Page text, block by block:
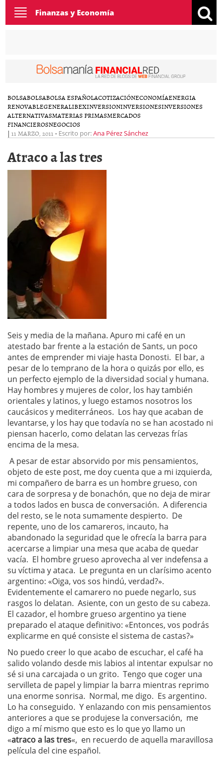
Toggle
navigation
Finanzas y Economía
BOLSABOLSABOLSA ESPAÑOLACOTIZACIÓNECONOMÍAENERGIA
RENOVABLEGENERALIBEXINVERSIONINVERSIONESINVERSIONES
ALTERNATIVASMATERIAS PRIMASMERCADOS
FINANCIEROSNEGOCIOS
| 11 MARZO, 2011 - Escrito por:Ana Pérez Sánchez
Atraco a las tres
Seis y media de la mañana. Apuro mi café en un
atestado bar frente a la estación de Sants, un poco
antes de emprender mi viaje hasta Donosti. El bar, a
pesar de lo temprano de la hora o quizás por ello, es
un perfecto ejemplo de la diversidad social y humana.
Hay hombres y mujeres de color, los hay también
orientales y latinos, y luego estamos nosotros los
caucásicos y mediterráneos. Los hay que acaban de
levantarse, y los hay que todavía no se han acostado ni
piensan hacerlo, como delatan las cervezas frías
encima de la mesa.
A pesar de estar absorvido por mis pensamientos,
objeto de este post, me doy cuenta que a mi izquierda,
mi compañero de barra es un hombre grueso, con
cara de sorpresa y de bonachón, que no deja de mirar
a todos lados en busca de conversación. A diferencia
del resto, se le nota sumamente despierto. De
repente, uno de los camareros, incauto, ha
abandonado la seguridad que le ofrecía la barra para
acercarse a limpiar una mesa que acaba de quedar
vacía. El hombre grueso aprovecha al ver indefensa a
su víctima y ataca. Le pregunta en un clarísimo acento
argentino: «Oiga, vos sos hindú, verdad?».
Evidentemente el camarero no puede negarlo, sus
rasgos lo delatan. Asiente, con un gesto de su cabeza.
El cazador, el hombre grueso argentino ya tiene
preparado el ataque definitivo: «Entonces, vos podrás
explicarme en qué consiste el sistema de castas?»
No puedo creer lo que acabo de escuchar, el café ha
salido volando desde mis labios al intentar expulsar no
sé si una carcajada o un grito. Tengo que coger una
servilleta de papel y limpiar la barra mientras reprimo
una enorme sonrisa. Normal, me digo. Es argentino.
Lo ha conseguido. Y enlazando con mis pensamientos
anteriores a que se produjese la conversación, me
digo a mí mismo que esto es lo que yo llamo un
«atraco a las tres«, en recuerdo de aquella maravillosa
película del cine español.